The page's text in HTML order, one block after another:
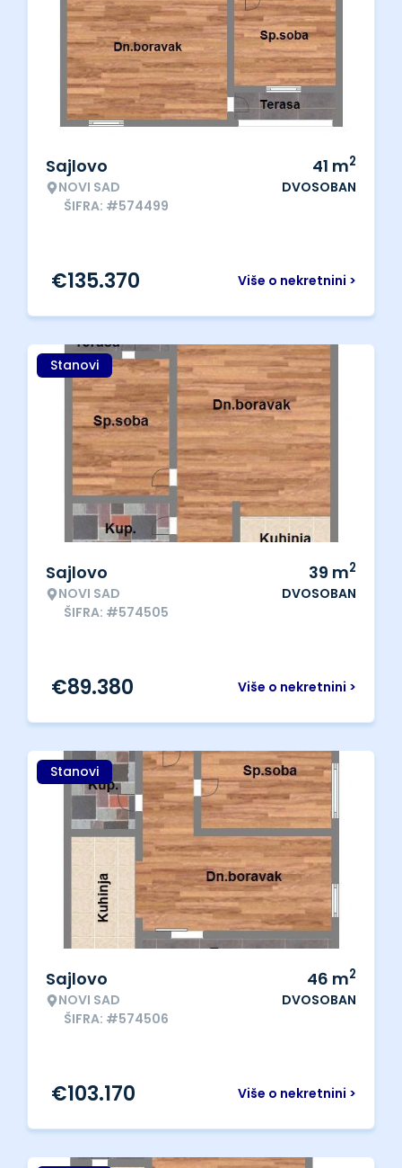
Sajlovo
NOVI SAD
ŠIFRA: #574499
41 m2
DVOSOBAN
Više o nekretnini >
€135.370
Stanovi
Sajlovo
NOVI SAD
ŠIFRA: #574505
39 m2
DVOSOBAN
Više o nekretnini >
€89.380
Stanovi
Sajlovo
NOVI SAD
ŠIFRA: #574506
46 m2
DVOSOBAN
Više o nekretnini >
€103.170